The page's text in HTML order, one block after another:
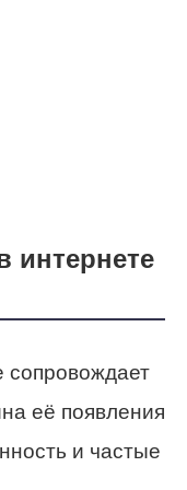
интернете
сопровождает
её появления
и частые